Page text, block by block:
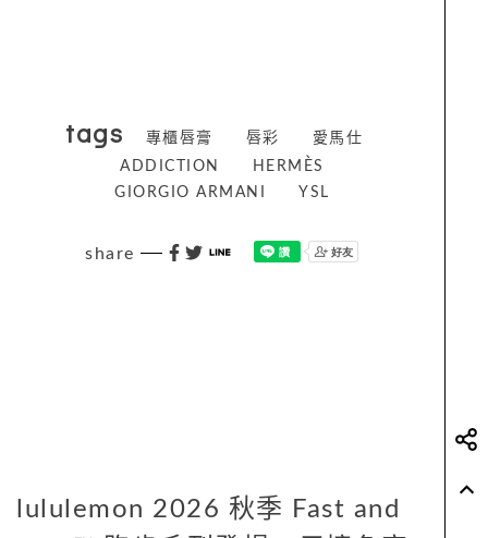
tags 專櫃唇膏 唇彩
愛馬仕
ADDICTION
HERMÈS
GIORGIO ARMANI
YSL
share
lululemon 2026 秋季 Fast and